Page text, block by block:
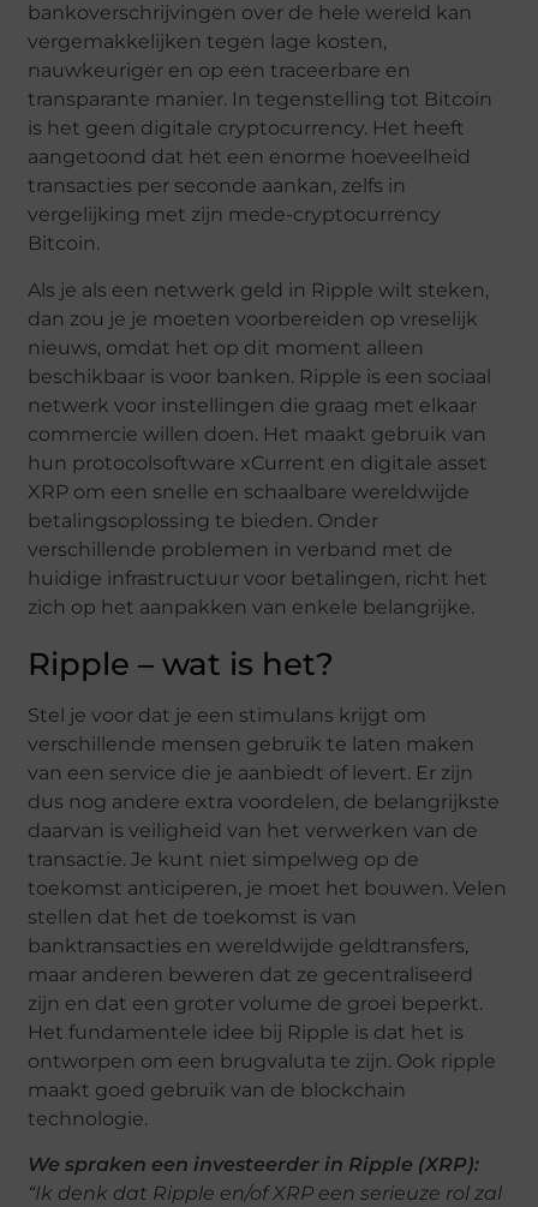
bankoverschrijvingen over de hele wereld kan
vergemakkelijken tegen lage kosten,
nauwkeuriger en op een traceerbare en
transparante manier. In tegenstelling tot Bitcoin
is het geen digitale cryptocurrency. Het heeft
aangetoond dat het een enorme hoeveelheid
transacties per seconde aankan, zelfs in
vergelijking met zijn mede-cryptocurrency
Bitcoin.
Als je als een netwerk geld in Ripple wilt steken,
dan zou je je moeten voorbereiden op vreselijk
nieuws, omdat het op dit moment alleen
beschikbaar is voor banken. Ripple is een sociaal
netwerk voor instellingen die graag met elkaar
commercie willen doen. Het maakt gebruik van
hun protocolsoftware xCurrent en digitale asset
XRP om een ​​snelle en schaalbare wereldwijde
betalingsoplossing te bieden. Onder
verschillende problemen in verband met de
huidige infrastructuur voor betalingen, richt het
zich op het aanpakken van enkele belangrijke.
Ripple – wat is het?
Stel je voor dat je een stimulans krijgt om
verschillende mensen gebruik te laten maken
van een service die je aanbiedt of levert. Er zijn
dus nog andere extra voordelen, de belangrijkste
daarvan is veiligheid van het verwerken van de
transactie. Je kunt niet simpelweg op de
toekomst anticiperen, je moet het bouwen. Velen
stellen dat het de toekomst is van
banktransacties en wereldwijde geldtransfers,
maar anderen beweren dat ze gecentraliseerd
zijn en dat een groter volume de groei beperkt.
Het fundamentele idee bij Ripple is dat het is
ontworpen om een ​​brugvaluta te zijn. Ook ripple
maakt goed gebruik van de blockchain
technologie.
We spraken een investeerder in Ripple (XRP):
“Ik denk dat Ripple en/of XRP een serieuze rol zal